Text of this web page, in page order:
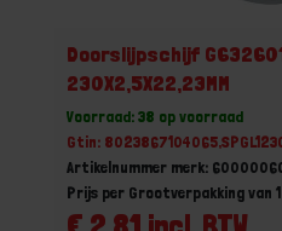
Doorslijpschijf
230X2,5X22,23MM
Voorraad: 38 op voorraad
Gtin:
Artikelnummer merk:
Prijs per Grootverpakking van